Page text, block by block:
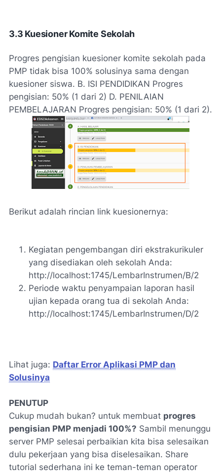
3.3 Kuesioner Komite Sekolah
Progres pengisian kuesioner komite sekolah pada
PMP tidak bisa 100% solusinya sama dengan
kuesioner siswa. B. ISI PENDIDIKAN Progres
pengisian: 50% (1 dari 2) D. PENILAIAN
PEMBELAJARAN Progres pengisian: 50% (1 dari 2).
Berikut adalah rincian link kuesionernya:
Kegiatan pengembangan diri ekstrakurikuler
yang disediakan oleh sekolah Anda:
http://localhost:1745/LembarInstrumen/B/2
Periode waktu penyampaian laporan hasil
ujian kepada orang tua di sekolah Anda:
http://localhost:1745/LembarInstrumen/D/2
Lihat juga: Daftar Error Aplikasi PMP dan
Solusinya
PENUTUP
Cukup mudah bukan? untuk membuat progres
pengisian PMP menjadi 100%? Sambil menunggu
server PMP selesai perbaikian kita bisa selesaikan
dulu pekerjaan yang bisa diselesaikan. Share
tutorial sederhana ini ke teman-teman operator